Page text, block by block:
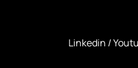
Linkedin /